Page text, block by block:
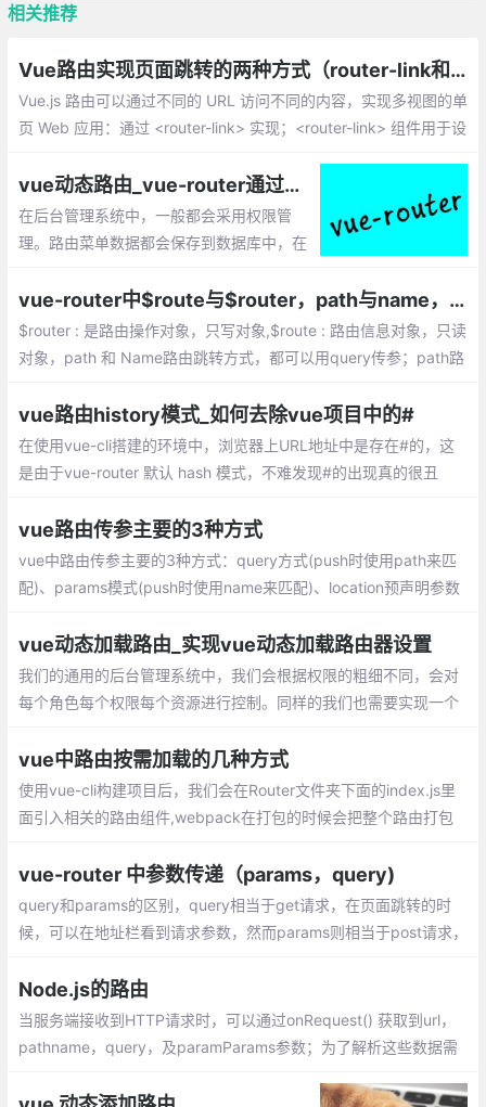
相关推荐
Vue路由实现页面跳转的两种方式（router-link和JS）
Vue.js 路由可以通过不同的 URL 访问不同的内容，实现多视图的单
页 Web 应用：通过 <router-link> 实现；<router-link> 组件用于设
vue动态路由_vue-router通过接口请求动态生成路由的实现
在后台管理系统中，一般都会采用权限管
理。路由菜单数据都会保存到数据库中，在
outes(routes)方法，即可用它来实现动态路
由了
vue-router中$route与$router，path与name，params与query的区别梳理
$router : 是路由操作对象，只写对象,$route : 路由信息对象，只读
对象，path 和 Name路由跳转方式，都可以用query传参；path路
vue路由history模式_如何去除vue项目中的#
在使用vue-cli搭建的环境中，浏览器上URL地址中是存在#的，这
是由于vue-router 默认 hash 模式，不难发现#的出现真的很丑
vue路由传参主要的3种方式
vue中路由传参主要的3种方式：query方式(push时使用path来匹
配)、params模式(push时使用name来匹配)、location预声明参数
vue动态加载路由_实现vue动态加载路由器设置
我们的通用的后台管理系统中，我们会根据权限的粗细不同，会对
每个角色每个权限每个资源进行控制。同样的我们也需要实现一个
就不会涉及，当我接触的时候我们的后台接口是springcloud实现。
vue中路由按需加载的几种方式
使用vue-cli构建项目后，我们会在Router文件夹下面的index.js里
面引入相关的路由组件,webpack在打包的时候会把整个路由打包
vue-router 中参数传递（params，query)
query和params的区别，query相当于get请求，在页面跳转的时
候，可以在地址栏看到请求参数，然而params则相当于post请求，
Node.js的路由
当服务端接收到HTTP请求时，可以通过onRequest() 获取到url，
pathname，query，及paramParams参数；为了解析这些数据需